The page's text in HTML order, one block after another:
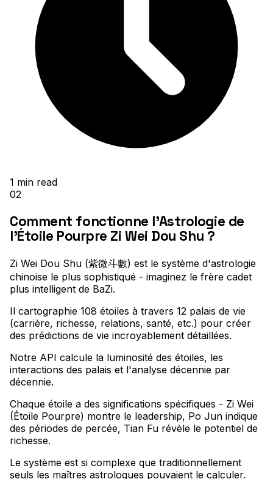
1 min read
02
Comment fonctionne l'Astrologie de
l'Étoile Pourpre Zi Wei Dou Shu ?
Zi Wei Dou Shu (紫微斗數) est le système d'astrologie
chinoise le plus sophistiqué - imaginez le frère cadet
plus intelligent de BaZi.
Il cartographie 108 étoiles à travers 12 palais de vie
(carrière, richesse, relations, santé, etc.) pour créer
des prédictions de vie incroyablement détaillées.
Notre API calcule la luminosité des étoiles, les
interactions des palais et l'analyse décennie par
décennie.
Chaque étoile a des significations spécifiques - Zi Wei
(Étoile Pourpre) montre le leadership, Po Jun indique
des périodes de percée, Tian Fu révèle le potentiel de
richesse.
Le système est si complexe que traditionnellement
seuls les maîtres astrologues pouvaient le calculer.